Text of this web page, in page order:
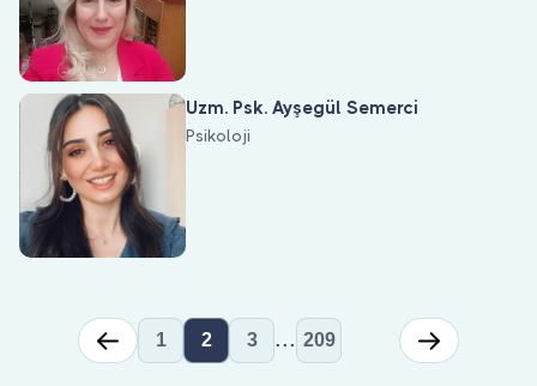
Uzm. Psk. Ayşegül Semerci
Psikoloji
1 2 3 ... 209